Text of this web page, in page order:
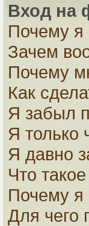
Вход на
Почему я
Зачем
Почему
Как
Я забыл
Я только
Я давно
Что
Почему я
Для чего